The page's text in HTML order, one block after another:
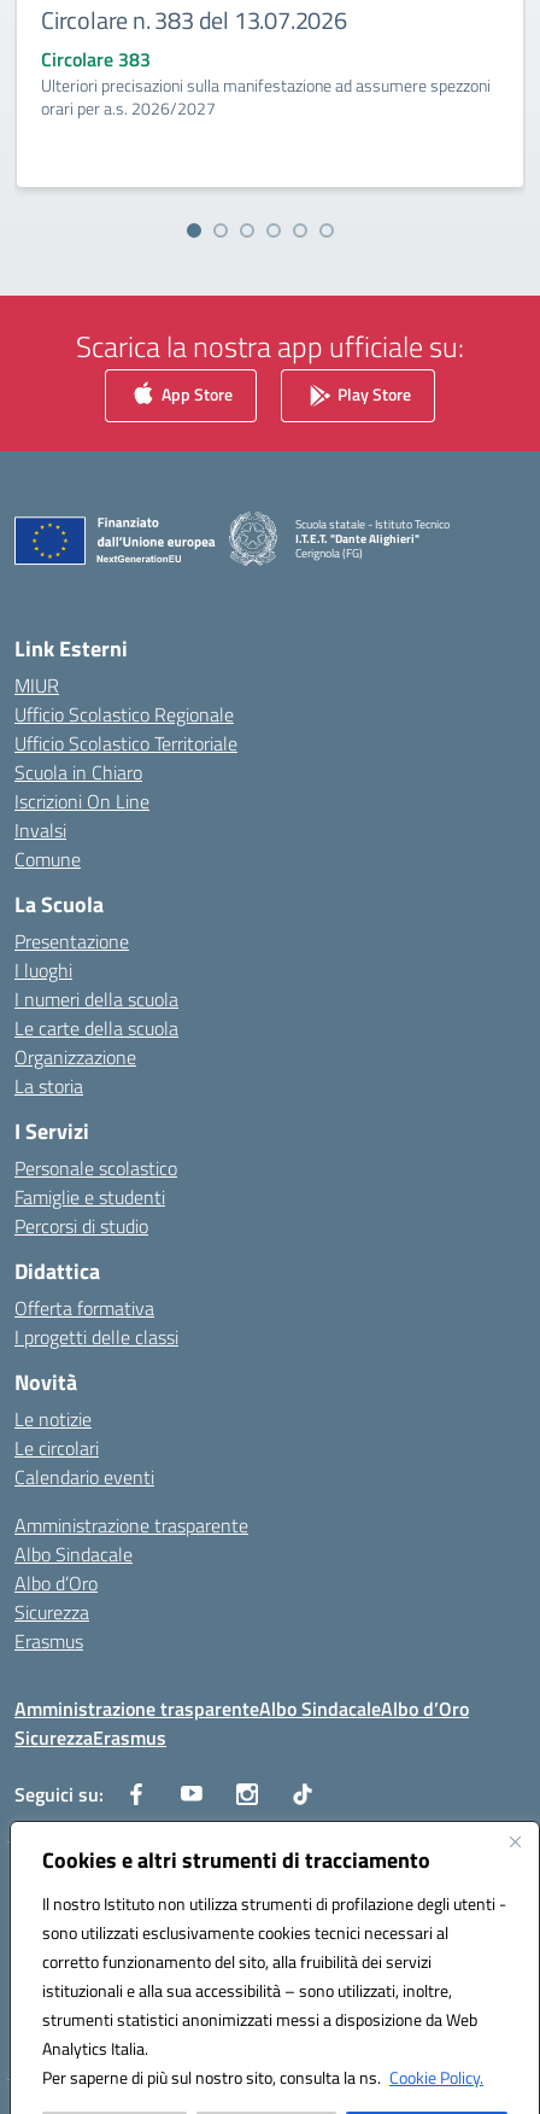
Cookies e altri strumenti di tracciamento
Il nostro Istituto non utilizza strumenti di profilazione degli utenti -
sono utilizzati esclusivamente cookies tecnici necessari al
corretto funzionamento del sito, alla fruibilità dei servizi
istituzionali e alla sua accessibilità – sono utilizzati, inoltre,
strumenti statistici anonimizzati messi a disposizione da Web
Analytics Italia.
Per saperne di più sul nostro sito, consulta la ns. Cookie Policy.
Circolare n. 383 del 13.07.2026
Circolare 383
Ulteriori precisazioni sulla manifestazione ad assumere spezzoni
orari per a.s. 2026/2027
Scarica la nostra app ufficiale su:
App Store Play Store
Scuola statale - Istituto Tecnico
I.T.E.T. "Dante Alighieri"
Cerignola (FG)
— Visita la pagina iniziale della scuola
Link Esterni
MIUR
Ufficio Scolastico Regionale
Ufficio Scolastico Territoriale
Scuola in Chiaro
Iscrizioni On Line
Invalsi
Comune
La Scuola
Presentazione
I luoghi
I numeri della scuola
Le carte della scuola
Organizzazione
La storia
I Servizi
Personale scolastico
Famiglie e studenti
Percorsi di studio
Didattica
Offerta formativa
I progetti delle classi
Novità
Le notizie
Le circolari
Calendario eventi
Amministrazione trasparente
Albo Sindacale
Albo d’Oro
Sicurezza
Erasmus
Amministrazione trasparenteAlbo SindacaleAlbo d’Oro
SicurezzaErasmus
Seguici su:
Centralino:0885.426034 Email:FGTD02000P@istruzione.it
Posta elettronica certificata (PEC):fgtd02000p@pec.istruzione.it
Codice fiscale: 81002930717
Codice meccanografico:FGTD02000P
Codice unico di fatturazione (CUF): UFUN7Y